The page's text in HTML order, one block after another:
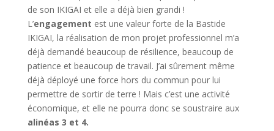
de son IKIGAI et elle a déjà bien grandi !
L’engagement est une valeur forte de la Bastide
IKIGAI, la réalisation de mon projet professionnel m’a
déjà demandé beaucoup de résilience, beaucoup de
patience et beaucoup de travail. J’ai sûrement même
déjà déployé une force hors du commun pour lui
permettre de sortir de terre ! Mais c’est une activité
économique, et elle ne pourra donc se soustraire aux
alinéas 3 et 4.